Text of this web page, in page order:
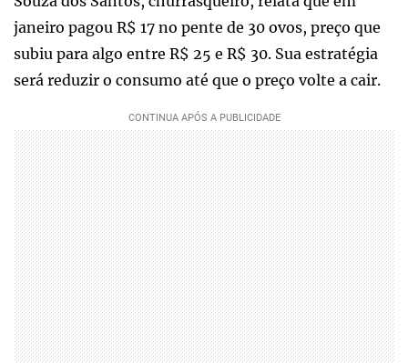
janeiro pagou R$ 17 no pente de 30 ovos, preço que
subiu para algo entre R$ 25 e R$ 30. Sua estratégia
será reduzir o consumo até que o preço volte a cair.